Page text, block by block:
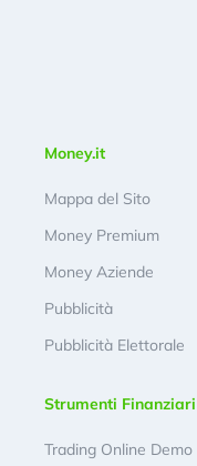
Money.it
Mappa del Sito
Money Premium
Money Aziende
Pubblicità
Pubblicità Elettorale
Strumenti Finanziari
Trading Online Demo